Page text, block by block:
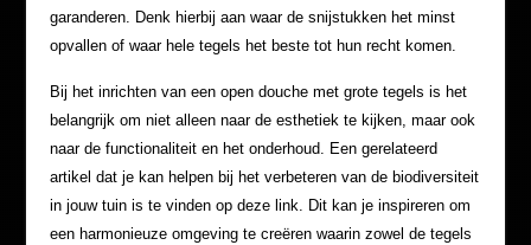
garanderen. Denk hierbij aan waar de snijstukken het minst
opvallen of waar hele tegels het beste tot hun recht komen.
Bij het inrichten van een open douche met grote tegels is het
belangrijk om niet alleen naar de esthetiek te kijken, maar ook
naar de functionaliteit en het onderhoud. Een gerelateerd
artikel dat je kan helpen bij het verbeteren van de biodiversiteit
in jouw tuin is te vinden op deze link. Dit kan je inspireren om
een harmonieuze omgeving te creëren waarin zowel de tegels